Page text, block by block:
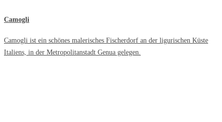
Camogli
Camogli ist ein schönes malerisches Fischerdorf an der ligurischen Küste
Italiens, in der Metropolitanstadt Genua gelegen.